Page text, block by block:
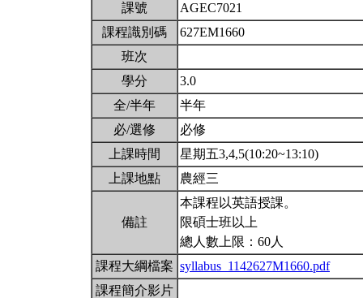
課號
AGEC7021
課程識別碼
627EM1660
班次
學分
3.0
全/半年
半年
必/選修
必修
上課時間
星期五3,4,5(10:20~13:10)
上課地點
農經三
備註
本課程以英語授課。
限碩士班以上
總人數上限：60人
課程大綱檔案 syllabus_1142627M1660.pdf
課程簡介影片